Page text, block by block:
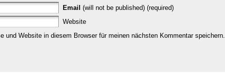
Email (will not be published) (required)
Website
und Website in diesem Browser für meinen nächsten Kommentar speichern.